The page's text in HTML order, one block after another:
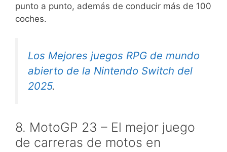
punto a punto, además de conducir más de 100
coches.
Los Mejores juegos RPG de mundo
abierto de la Nintendo Switch del
2025.
8. MotoGP 23 – El mejor juego
de carreras de motos en